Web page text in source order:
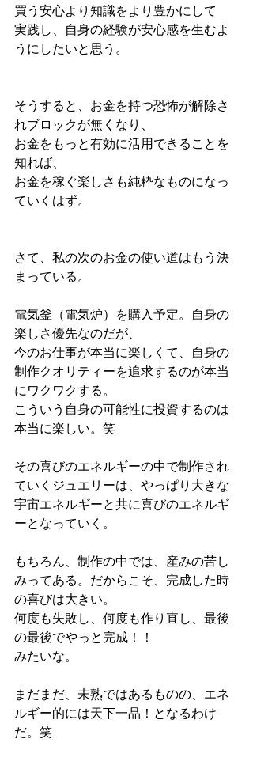
買う安心より知識をより豊かにして
実践し、自身の経験が安心感を生むよ
うにしたいと思う。
そうすると、お金を持つ恐怖が解除さ
れブロックが無くなり、
お金をもっと有効に活用できることを
知れば、
お金を稼ぐ楽しさも純粋なものになっ
ていくはず。
さて、私の次のお金の使い道はもう決
まっている。
電気釜（電気炉）を購入予定。自身の
楽しさ優先なのだが、
今のお仕事が本当に楽しくて、自身の
制作クオリティーを追求するのが本当
にワクワクする。
こういう自身の可能性に投資するのは
本当に楽しい。笑
その喜びのエネルギーの中で制作され
ていくジュエリーは、やっぱり大きな
宇宙エネルギーと共に喜びのエネルギ
ーとなっていく。
もちろん、制作の中では、産みの苦し
みってある。だからこそ、完成した時
の喜びは大きい。
何度も失敗し、何度も作り直し、最後
の最後でやっと完成！！
みたいな。
まだまだ、未熟ではあるものの、エネ
ルギー的には天下一品！となるわけ
だ。笑